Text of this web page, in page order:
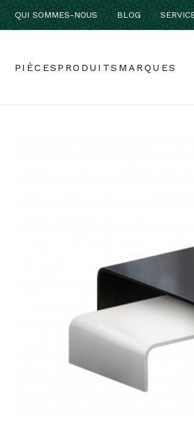
QUI SOMMES-NOUS BLOG
PIÈCES PRODUITS MARQUES